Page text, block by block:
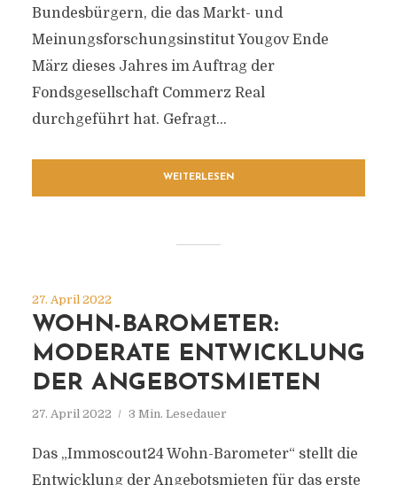
Bundesbürgern, die das Markt- und
Meinungsforschungsinstitut Yougov Ende
März dieses Jahres im Auftrag der
Fondsgesellschaft Commerz Real
durchgeführt hat. Gefragt...
WEITERLESEN
27. April 2022
WOHN-BAROMETER:
MODERATE ENTWICKLUNG
DER ANGEBOTSMIETEN
27. April 2022 3 Min. Lesedauer
Das „Immoscout24 Wohn-Barometer“ stellt die
Entwicklung der Angebotsmieten für das erste